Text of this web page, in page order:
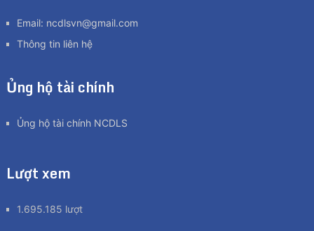
Email: ncdlsvn@gmail.com
Thông tin liên hệ
Ủng hộ tài chính
Ủng hộ tài chính NCDLS
Lượt xem
1.695.185 lượt